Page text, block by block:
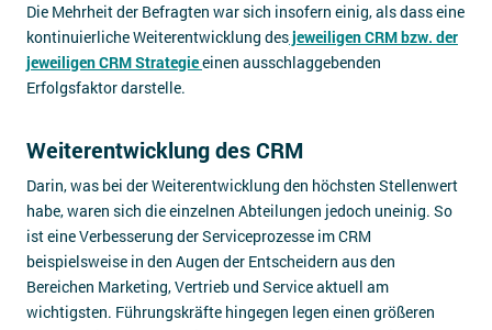
Die Mehrheit der Befragten war sich insofern einig, als dass eine
kontinuierliche Weiterentwicklung desjeweiligen CRM bzw. der
jeweiligen CRM Strategieeinen ausschlaggebenden
Erfolgsfaktor darstelle.
Weiterentwicklung des CRM
Darin, was bei der Weiterentwicklung den höchsten Stellenwert
habe, waren sich die einzelnen Abteilungen jedoch uneinig. So
ist eine Verbesserung der Serviceprozesse im CRM
beispielsweise in den Augen der Entscheidern aus den
Bereichen Marketing, Vertrieb und Service aktuell am
wichtigsten. Führungskräfte hingegen legen einen größeren